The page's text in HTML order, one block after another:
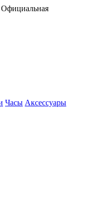
Часы Аксессуары